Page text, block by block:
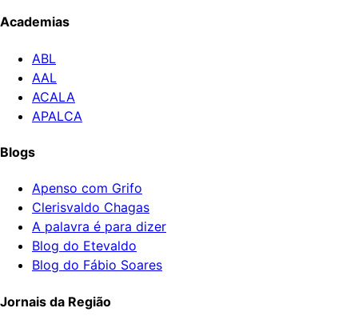
Academias
ABL
AAL
ACALA
APALCA
Blogs
Apenso com Grifo
Clerisvaldo Chagas
A palavra é para dizer
Blog do Etevaldo
Blog do Fábio Soares
Jornais da Região